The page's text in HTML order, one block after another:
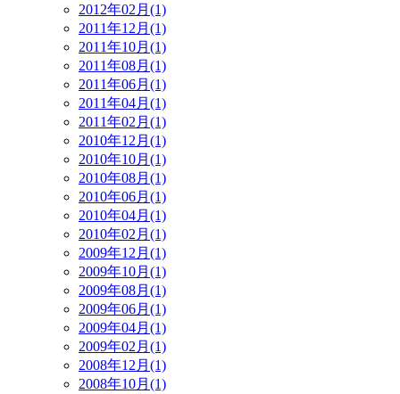
2012年02月(1)
2011年12月(1)
2011年10月(1)
2011年08月(1)
2011年06月(1)
2011年04月(1)
2011年02月(1)
2010年12月(1)
2010年10月(1)
2010年08月(1)
2010年06月(1)
2010年04月(1)
2010年02月(1)
2009年12月(1)
2009年10月(1)
2009年08月(1)
2009年06月(1)
2009年04月(1)
2009年02月(1)
2008年12月(1)
2008年10月(1)